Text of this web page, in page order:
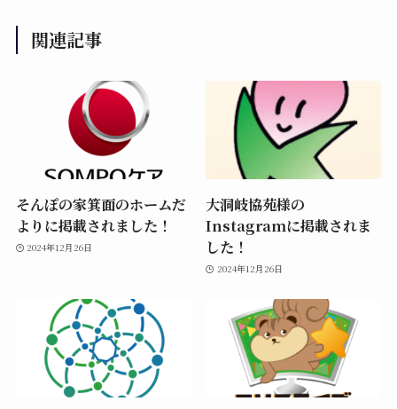
関連記事
そんぽの家箕面のホームだ
よりに掲載されました！
2024年12月26日
大洞岐協苑様の
Instagramに掲載されま
した！
2024年12月26日